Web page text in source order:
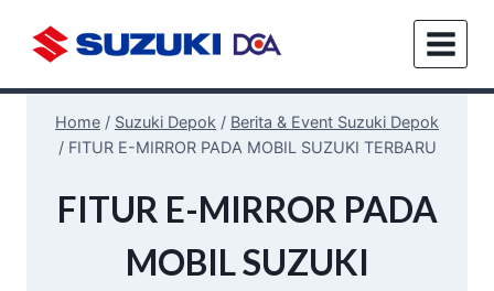
Home / Suzuki Depok / Berita & Event Suzuki Depok
/ FITUR E-MIRROR PADA MOBIL SUZUKI TERBARU
&
|
BENGKEL
FITUR E-MIRROR PADA
MOBIL SUZUKI